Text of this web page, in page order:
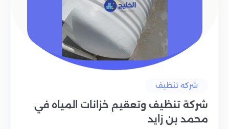
شركه تنظيف
شركة تنظيف وتعقيم خزانات المياه في
محمد بن زايد